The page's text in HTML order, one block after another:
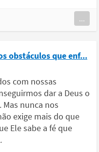
...
obstáculos que enf...
com nossas
dar a Deus o
nunca nos
exige mais do que
Ele sabe a fé que